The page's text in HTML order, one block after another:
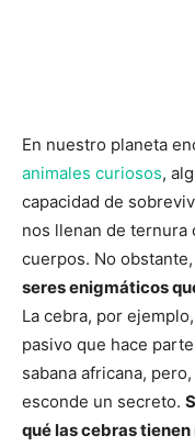
En nuestro planeta
animales curiosos,
capacidad de
nos llenan de ternura
cuerpos. No obstante,
seres enigmáticos
La cebra, por
pasivo que hace
sabana africana,
esconde un secreto.
qué las cebras